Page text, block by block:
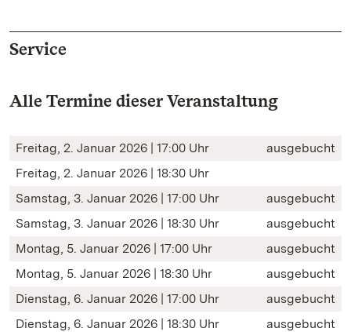
Service
Alle Termine dieser Veranstaltung
Freitag, 2. Januar 2026 | 17:00 Uhr
ausgebucht
Freitag, 2. Januar 2026 | 18:30 Uhr
Samstag, 3. Januar 2026 | 17:00 Uhr
ausgebucht
Samstag, 3. Januar 2026 | 18:30 Uhr
ausgebucht
Montag, 5. Januar 2026 | 17:00 Uhr
ausgebucht
Montag, 5. Januar 2026 | 18:30 Uhr
ausgebucht
Dienstag, 6. Januar 2026 | 17:00 Uhr
ausgebucht
Dienstag, 6. Januar 2026 | 18:30 Uhr
ausgebucht